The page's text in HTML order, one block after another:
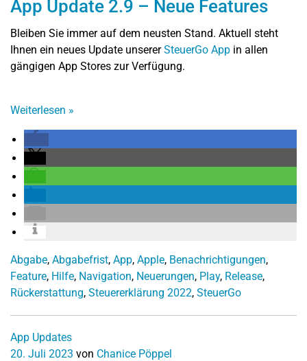
App Update 2.9 – Neue Features
Bleiben Sie immer auf dem neusten Stand. Aktuell steht
Ihnen ein neues Update unsererSteuerGo App in allen
gängigen App Stores zur Verfügung.
Weiterlesen »
Abgabe, Abgabefrist, App, Apple, Benachrichtigungen,
Feature, Hilfe, Navigation, Neuerungen, Play, Release,
Rückerstattung, Steuererklärung 2022, SteuerGo
App Updates
20. Juli 2023 von Chanice Pöppel